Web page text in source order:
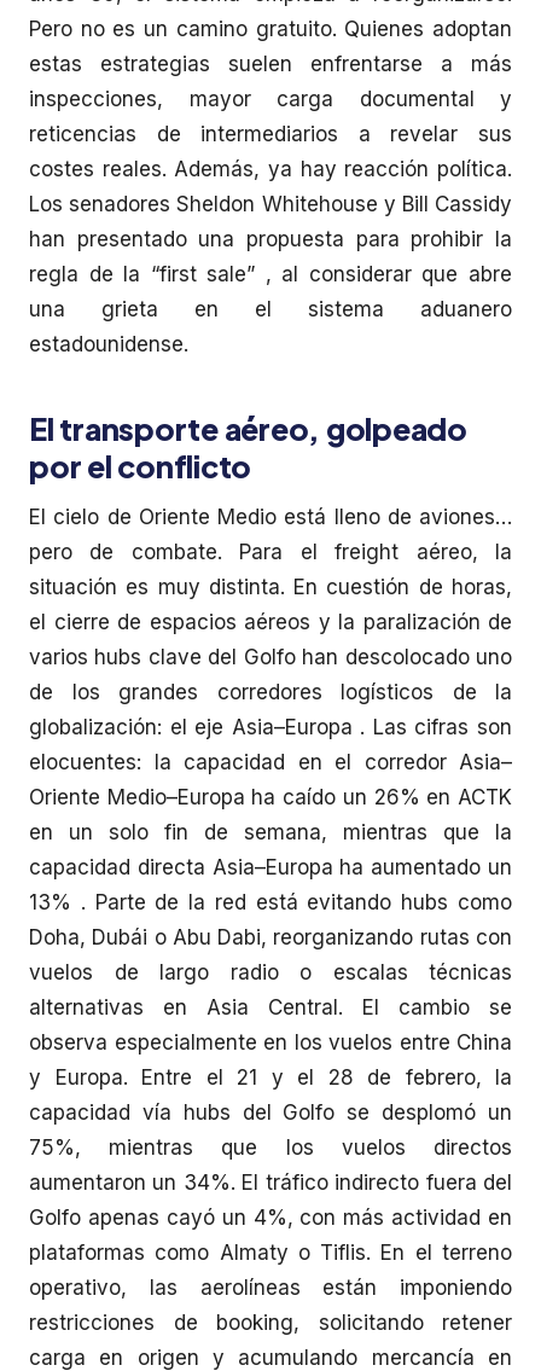
Pero no es un camino gratuito. Quienes adoptan
estas estrategias suelen enfrentarse a más
inspecciones, mayor carga documental y
reticencias de intermediarios a revelar sus
costes reales. Además, ya hay reacción política.
Los senadores Sheldon Whitehouse y Bill Cassidy
han presentado una propuesta para prohibir la
regla de la “first sale” , al considerar que abre
una grieta en el sistema aduanero
estadounidense.
El transporte aéreo, golpeado
por el conflicto
El cielo de Oriente Medio está lleno de aviones…
pero de combate. Para el freight aéreo, la
situación es muy distinta. En cuestión de horas,
el cierre de espacios aéreos y la paralización de
varios hubs clave del Golfo han descolocado uno
de los grandes corredores logísticos de la
globalización: el eje Asia–Europa . Las cifras son
elocuentes: la capacidad en el corredor Asia–
Oriente Medio–Europa ha caído un 26% en ACTK
en un solo fin de semana, mientras que la
capacidad directa Asia–Europa ha aumentado un
13% . Parte de la red está evitando hubs como
Doha, Dubái o Abu Dabi, reorganizando rutas con
vuelos de largo radio o escalas técnicas
alternativas en Asia Central. El cambio se
observa especialmente en los vuelos entre China
y Europa. Entre el 21 y el 28 de febrero, la
capacidad vía hubs del Golfo se desplomó un
75%, mientras que los vuelos directos
aumentaron un 34%. El tráfico indirecto fuera del
Golfo apenas cayó un 4%, con más actividad en
plataformas como Almaty o Tiflis. En el terreno
operativo, las aerolíneas están imponiendo
restricciones de booking, solicitando retener
carga en origen y acumulando mercancía en